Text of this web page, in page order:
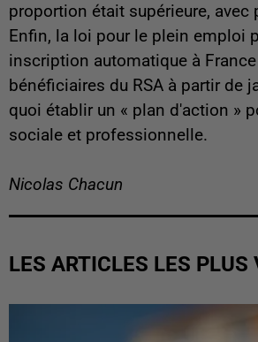
proportion était supérieure, avec
Enfin, la loi pour le plein emploi
inscription automatique à
bénéficiaires du RSA à partir de
quoi établir un « plan d'action »
sociale et professionnelle.
Nicolas Chacun
LES ARTICLES LES PLUS